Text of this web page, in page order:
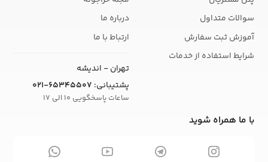
سوالات متداول
آموزش ثبت سفارش
شرایط استفاده از خدمات
درباره ما
ارتباط با ما
تهران - اندیشه
پشتیبانی: 021-65345507
ساعات پاسخگویی 10 الی 17
با ما همراه شوید